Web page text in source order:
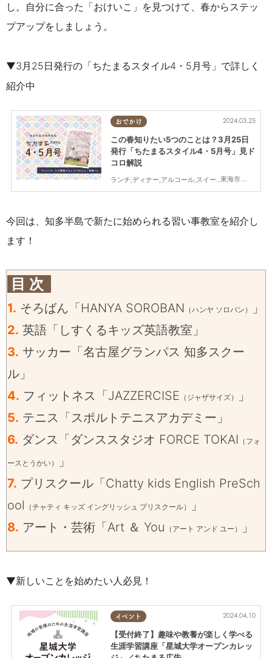
し。自分に合った「おけいこ」を見つけて、春からステッ
プアップをしましょう。
▼3月25日発行の「ちたまるスタイル4・5月号」で詳しく
紹介中
おでかけ
東海市,大府市,知多市,東浦町,阿久比町,半田市,常滑市,武豊町,美浜町,南知多町
2024.03.25
この春知りたい5つのことは？3月25日
発行「ちたまるスタイル4・5月号」見ド
コロ解説
ランチ,ディナー,アルコール,スイーツ,ダイエット,住まい,習い事,ちたまるスタイル掲載店
今回は、知多半島で新たに始められる習い事教室を紹介し
ます！
目 次
1. そろばん「HANYA SOROBAN （ハンヤ ソロバン）
」
2. 英語「しすくるキッズ英語教室」
3. サッカー「名古屋グランパス 知多スクー
ル」
4. フィットネス「JAZZERCISE （ジャザサイズ）
」
5. テニス「スポルトテニスアカデミー」
6. ダンス「ダンススタジオ FORCE TOKAI （フォ
ースとうかい）
」
7. プリスクール「Chatty kids English PreSch
ool （チャティ キッズ イングリッシュ プリスクール）
」
8. アート・芸術「Art ＆ You （アート アンド ユー） 」
▼新しいことを始めたい人必見！
イベント 2024.04.10
【受付終了】趣味や教養が楽しく学べる
生涯学習講座「星城大学オープンカレッ